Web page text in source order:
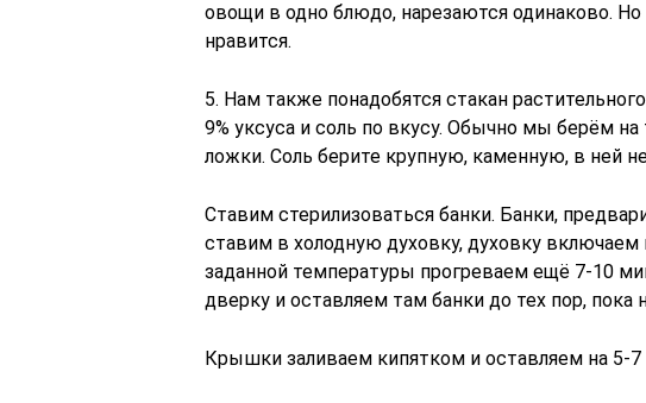
овощи в одно блюдо, нарезаются одинаково.
нравится.
5. Нам также понадобятся стакан
9% уксуса и соль по вкусу. Обычно мы берём
ложки. Соль берите крупную, каменную, в ней
Ставим стерилизоваться банки. Банки,
ставим в холодную духовку, духовку включаем
заданной температуры прогреваем ещё 7-10
дверку и оставляем там банки до тех пор, пока
Крышки заливаем кипятком и оставляем на 5-7